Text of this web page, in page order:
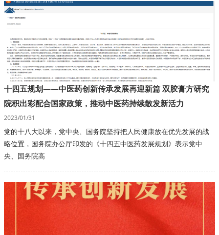
十四五规划——中医药创新传承发展再迎新篇 双胶膏方研究
院积出彩配合国家政策，推动中医药持续散发新活力
2023/01/31
党的十八大以来，党中央、国务院坚持把人民健康放在优先发展的战
略位置，国务院办公厅印发的《十四五中医药发展规划》表示党中
央、国务院高